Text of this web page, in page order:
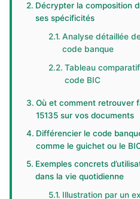
Décrypter la composition
ses spécificités
Analyse détaillée
code banque
Tableau
code BIC
Où et comment retrouver
15135 sur vos documents
Différencier le code
comme le guichet ou le
Exemples concrets
dans la vie quotidienne
Illustration par un